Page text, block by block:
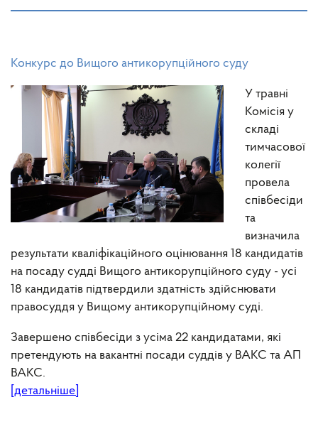
Конкурс до Вищого антикорупційного суду
У травні
Комісія у
складі
тимчасової
колегії
провела
співбесіди
та
визначила
результати кваліфікаційного оцінювання 18 кандидатів
на посаду судді Вищого антикорупційного суду - усі
18 кандидатів підтвердили здатність здійснювати
правосуддя у Вищому антикорупційному суді.
Завершено співбесіди з усіма 22 кандидатами, які
претендують на вакантні посади суддів у ВАКС та АП
ВАКС.
[детальніше]